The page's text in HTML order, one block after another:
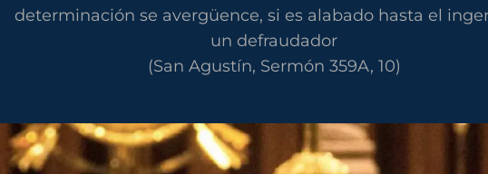
determinación se avergüence, si es alabado hasta el
un defraudador
(San Agustín, Sermón 359A, 10)